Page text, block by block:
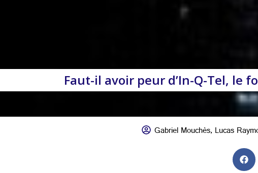
Faut-il avoir peur d’In-Q-Tel, le
Gabriel Mouchès,Lucas